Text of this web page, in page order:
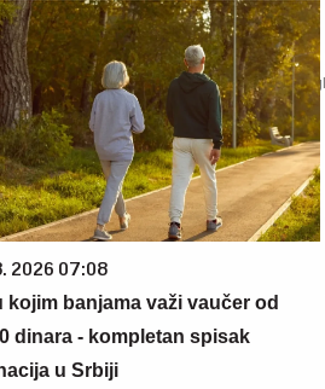
2026 07:08
kojim banjama važi vaučer od
dinara - kompletan spisak
u Srbiji